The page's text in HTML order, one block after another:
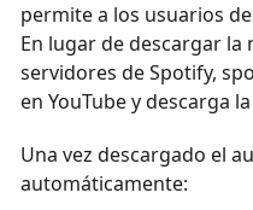
permite a los usuarios
En lugar de descargar
servidores de Spotify,
en YouTube y descarga
Una vez descargado el
automáticamente: